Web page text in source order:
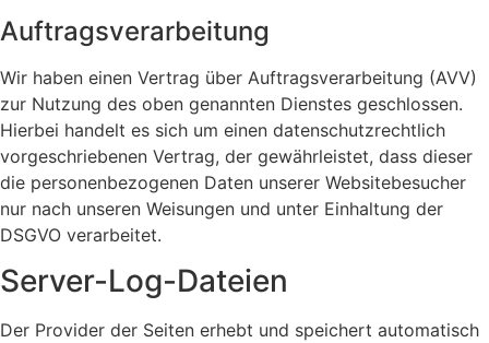
Auftragsverarbeitung
Wir haben einen Vertrag über Auftragsverarbeitung (AVV)
zur Nutzung des oben genannten Dienstes geschlossen.
Hierbei handelt es sich um einen datenschutzrechtlich
vorgeschriebenen Vertrag, der gewährleistet, dass dieser
die personenbezogenen Daten unserer Websitebesucher
nur nach unseren Weisungen und unter Einhaltung der
DSGVO verarbeitet.
Server-Log-Dateien
Der Provider der Seiten erhebt und speichert automatisch